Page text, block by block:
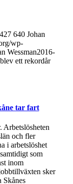
427 640 Johan
wp-
Wessman2016-
ett rekordår
tar fart
Arbetslösheten
och fler
i arbetslöshet
som
inom
sker
Skånes